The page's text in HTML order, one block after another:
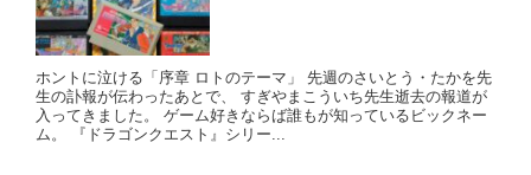
ホントに泣ける「序章 ロトのテーマ」 先週のさいとう・たかを先
生の訃報が伝わったあとで、 すぎやまこういち先生逝去の報道が
入ってきました。 ゲーム好きならば誰もが知っているビックネー
ム。 『ドラゴンクエスト』シリー...